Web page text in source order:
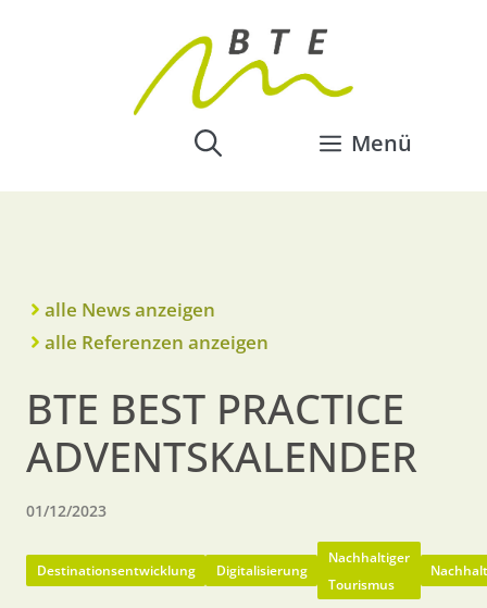
Menü
alle News anzeigen
alle Referenzen anzeigen
BTE BEST PRACTICE
ADVENTSKALENDER
01/12/2023
Destinationsentwicklung Digitalisierung
Nachhaltiger
Tourismus